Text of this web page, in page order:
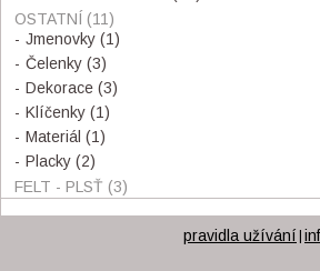
OSTATNÍ (11)
Jmenovky (1)
Čelenky (3)
Dekorace (3)
Klíčenky (1)
Materiál (1)
Placky (2)
FELT - PLSŤ (3)
pravidla užívání